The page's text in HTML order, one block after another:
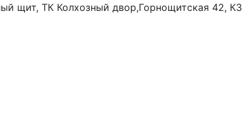
щит, ТК Колхозный двор,Горнощитская 42, К3